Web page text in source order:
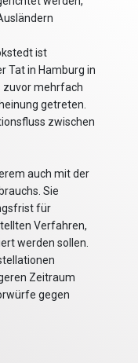
ist
Tat in Hamburg in
zuvor mehrfach
getreten.
zwischen
auch mit der
Sie
für
Verfahren,
werden sollen.
Zeitraum
gegen